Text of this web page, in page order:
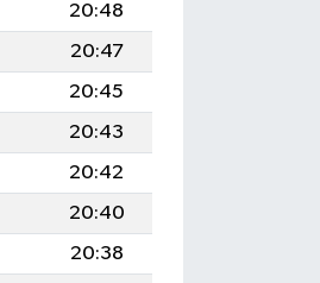
20:48
20:47
20:45
20:43
20:42
20:40
20:38